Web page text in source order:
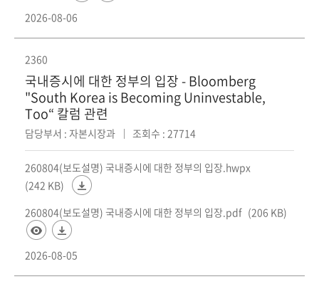
2026-08-06
2360
국내증시에 대한 정부의 입장 - Bloomberg
"South Korea is Becoming Uninvestable,
Too“ 칼럼 관련
담당부서 : 자본시장과 조회수 : 27714
260804(보도설명) 국내증시에 대한 정부의 입장.hwpx
(242 KB)
260804(보도설명) 국내증시에 대한 정부의 입장.pdf (206 KB)
2026-08-05